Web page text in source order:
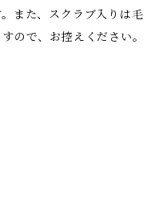
また、スクラブ入りは毛
ので、お控えください。